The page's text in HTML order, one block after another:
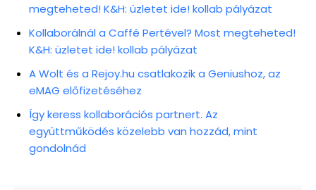
megteheted! K&H: üzletet ide! kollab pályázat
Kollaborálnál a Caffé Pertével? Most megteheted!
K&H: üzletet ide! kollab pályázat
A Wolt és a Rejoy.hu csatlakozik a Geniushoz, az
eMAG előfizetéséhez
Így keress kollaborációs partnert. Az
együttműködés közelebb van hozzád, mint
gondolnád